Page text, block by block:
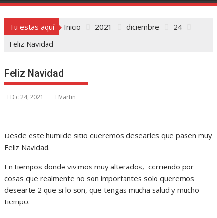
Tu estas aquí Inicio 2021 diciembre
24
Feliz Navidad
Feliz Navidad
Dic 24, 2021 Martin
Desde este humilde sitio queremos desearles que pasen muy
Feliz Navidad.
En tiempos donde vivimos muy alterados, corriendo por
cosas que realmente no son importantes solo queremos
desearte 2 que si lo son, que tengas mucha salud y mucho
tiempo.